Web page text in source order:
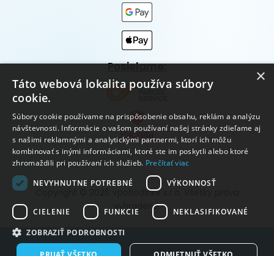
Posielame:
Copyright © 2026 vpohodičke s.r.o. Všetky práva
vyhradené.
Vytvorené systémom ClickEshop.sk
×
Táto webová lokalita používa súbory
cookie.
Súbory cookie používame na prispôsobenie obsahu, reklám a analýzu
návštevnosti. Informácie o vašom používaní našej stránky zdieľame aj
s našimi reklamnými a analytickými partnermi, ktorí ich môžu
kombinovať s inými informáciami, ktoré ste im poskytli alebo ktoré
zhromaždili pri používaní ich služieb. Prečítať viac
NEVYHNUTNE POTREBNÉ
VÝKONNOSŤ
CIELENIE FUNKCIE NEKLASIFIKOVANÉ
ZOBRAZIŤ PODROBNOSTI